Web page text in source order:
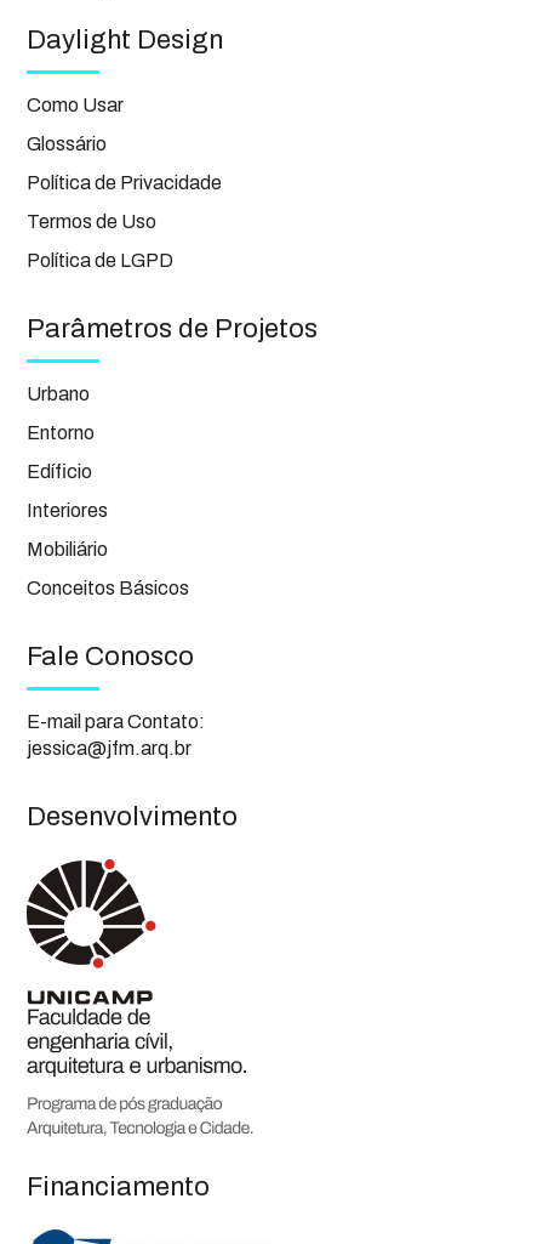
Daylight Design
Como Usar
Glossário
Política de Privacidade
Termos de Uso
Política de LGPD
Parâmetros de Projetos
Urbano
Entorno
Edíficio
Interiores
Mobiliário
Conceitos Básicos
Fale Conosco
E-mail para Contato:
jessica@jfm.arq.br
Desenvolvimento
Financiamento